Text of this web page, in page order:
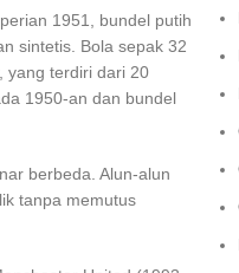
1951, bundel putih
sintetis. Bola sepak 32
yang terdiri dari 20
1950-an dan bundel
berbeda. Alun-alun
tanpa memutus